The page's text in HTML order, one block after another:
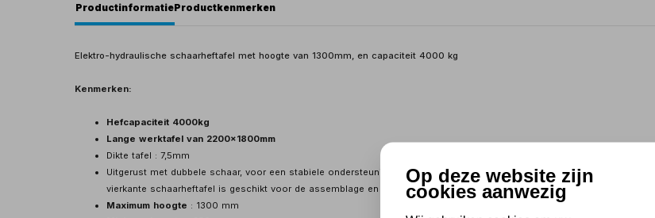
ProductinformatieProductkenmerken
Elektro-hydraulische schaarheftafel met hoogte van 1300mm, en capaciteit 4000 kg
Kenmerken:
Hefcapaciteit 4000kg
Lange werktafel van 2200x1800mm
Dikte tafel : 7,5mm
Uitgerust met dubbele schaar, voor een stabiele ondersteuning over de hele lengte van de tafel. Deze zware en quasi
vierkante schaarheftafel is geschikt voor de assemblage en productie van werkstukken, of als laad-los platform.
Maximum hoogte : 1300 mm
Op deze website zijn
cookies aanwezig